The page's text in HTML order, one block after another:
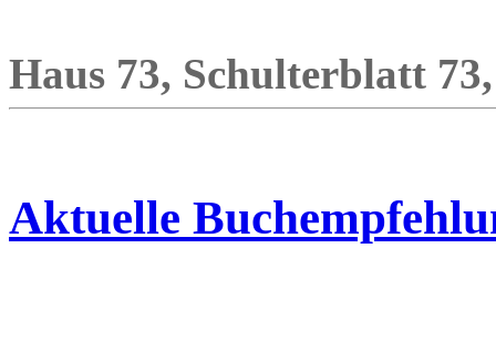
Haus 73, Schulterblatt
Aktuelle